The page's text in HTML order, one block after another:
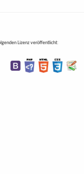
Lizenz veröffentlicht: